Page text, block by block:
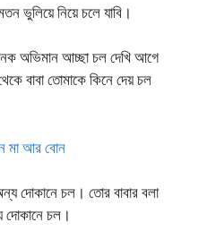
ভুলিয়ে নিয়ে চলে যাবি।
অভিমান আচ্ছা চল দেখি আগে
বাবা তোমাকে কিনে দেয় চল
মা আর বোন
দোকানে চল। তোর বাবার বলা
দোকানে চল।